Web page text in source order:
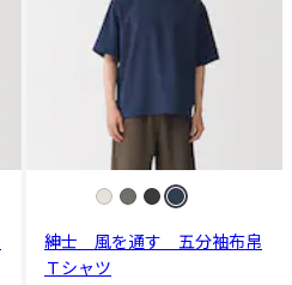
紳士 風を通す 五分袖布帛
Ｔシャツ